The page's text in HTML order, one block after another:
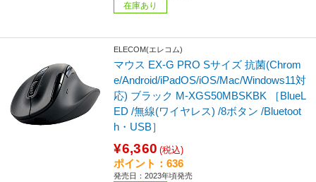
在庫あり
ELECOM(エレコム)
マウス EX-G PRO Sサイズ 抗菌(Chrom
e/Android/iPadOS/iOS/Mac/Windows11対
応) ブラック M-XGS50MBSKBK ［BlueL
ED /無線(ワイヤレス) /8ボタン /Bluetoot
h・USB］
¥6,360 (税込)
ポイント：636
発売日：2023年頃発売